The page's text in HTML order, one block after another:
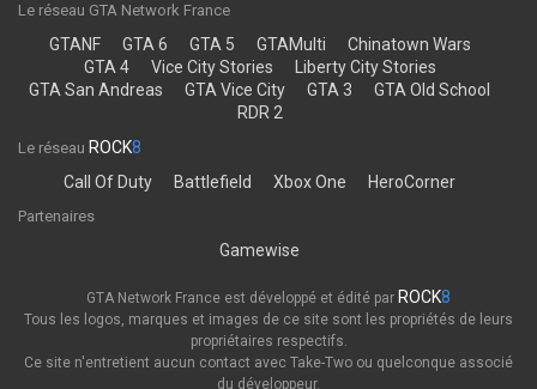
Le réseau GTA Network France
GTANF GTA 6 GTA 5 GTAMulti
Chinatown Wars
GTA 4
Vice City Stories
Liberty City Stories
GTA San Andreas
GTA Vice City GTA 3
GTA Old School
RDR 2
Le réseau ROCK8
Call Of Duty
Battlefield Xbox One HeroCorner
Partenaires
Gamewise
GTA Network France est développé et édité par ROCK8
Tous les logos, marques et images de ce site sont les propriétés de leurs
propriétaires respectifs.
Ce site n'entretient aucun contact avec Take-Two ou quelconque associé
du développeur.